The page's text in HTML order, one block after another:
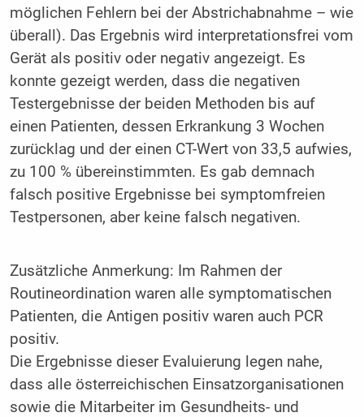
möglichen Fehlern bei der Abstrichabnahme – wie
überall). Das Ergebnis wird interpretationsfrei vom
Gerät als positiv oder negativ angezeigt. Es
konnte gezeigt werden, dass die negativen
Testergebnisse der beiden Methoden bis auf
einen Patienten, dessen Erkrankung 3 Wochen
zurücklag und der einen CT-Wert von 33,5 aufwies,
zu 100 % übereinstimmten. Es gab demnach
falsch positive Ergebnisse bei symptomfreien
Testpersonen, aber keine falsch negativen.
Zusätzliche Anmerkung: Im Rahmen der
Routineordination waren alle symptomatischen
Patienten, die Antigen positiv waren auch PCR
positiv.
Die Ergebnisse dieser Evaluierung legen nahe,
dass alle österreichischen Einsatzorganisationen
sowie die Mitarbeiter im Gesundheits- und